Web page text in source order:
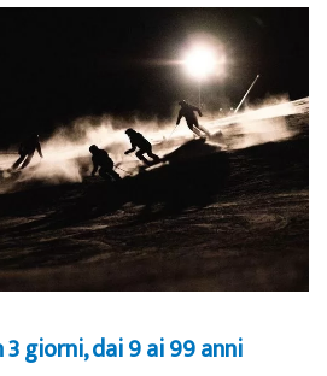
giorni, dai 9 ai 99 anni